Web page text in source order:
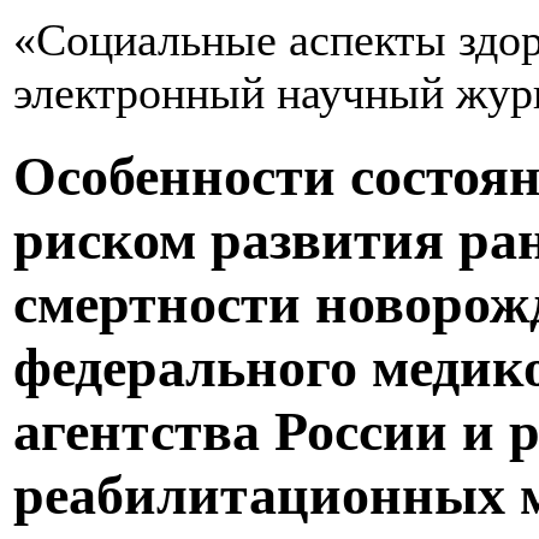
«Социальные аспекты
электронный научный
Особенности
риском развития
смертности
федерального
агентства России и
реабилитационных